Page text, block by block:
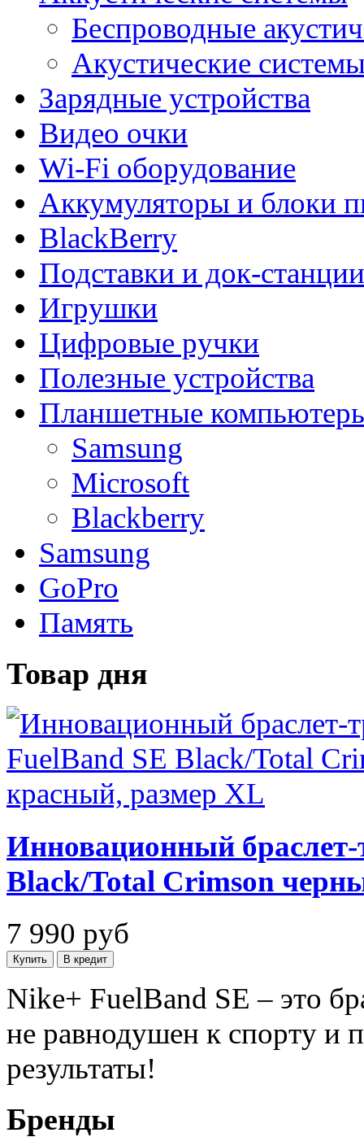
Беспроводные
Акустические
Зарядные устройства
Видео очки
Wi-Fi оборудование
Аккумуляторы и блоки
BlackBerry
Подставки и док-станции
Игрушки
Цифровые ручки
Полезные устройства
Планшетные
Samsung
Microsoft
Blackberry
Samsung
GoPro
Память
Товар дня
Инновационный
Black/Total Crimson
7 990 руб
Nike+ FuelBand SE – это
не равнодушен к спорту и
результаты!
Бренды